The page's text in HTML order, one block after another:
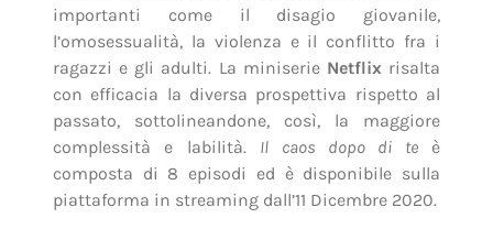
importanti come il disagio giovanile,
l’omosessualità, la violenza e il conflitto fra i
ragazzi e gli adulti. La miniserie Netflixrisalta
con efficacia la diversa prospettiva rispetto al
passato, sottolineandone, così, la maggiore
complessità e labilità. Il caos dopo di teè
composta di 8 episodi ed è disponibile sulla
piattaforma in streaming dall’11 Dicembre 2020.